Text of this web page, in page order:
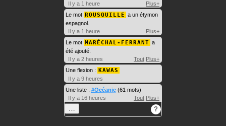
Il y a 1 heure
Plus+
Le mot ROUSQUILLE a un étymon
espagnol.
Il y a 1 heure
Plus+
Le mot MARÉCHAL-FERRANT a
été ajouté.
Il y a 2 heures
Tout Plus+
Une flexion :
KAWAS
Il y a 9 heures
Une liste : #Océanie (61 mots)
Il y a 16 heures
Tout Plus+
… ?